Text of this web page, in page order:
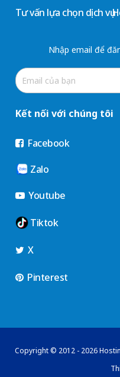
Tư vấn lựa chọn dịch vụ
Nhập email để
Kết nối với chúng tôi
Facebook
Zalo
Youtube
Tiktok
X
Pinterest
Copyright © 2012 - 2026